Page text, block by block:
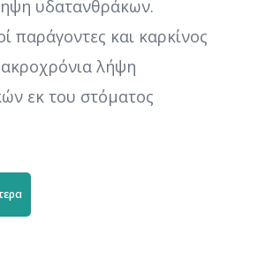
υδατανθράκων.
παράγοντες και καρκίνος
λήψη
εκ του στόματος